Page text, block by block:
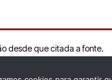
desde que citada a fonte.